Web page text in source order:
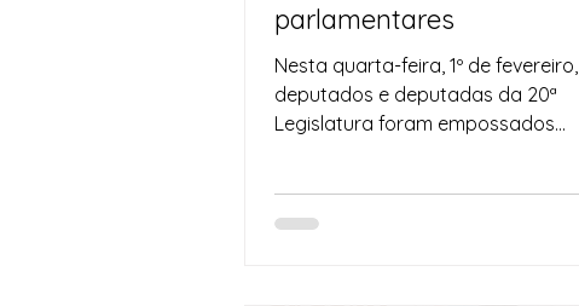
parlamentares
Nesta quarta-feira, 1º de fevereiro,
deputados e deputadas da 20ª
Legislatura foram empossados